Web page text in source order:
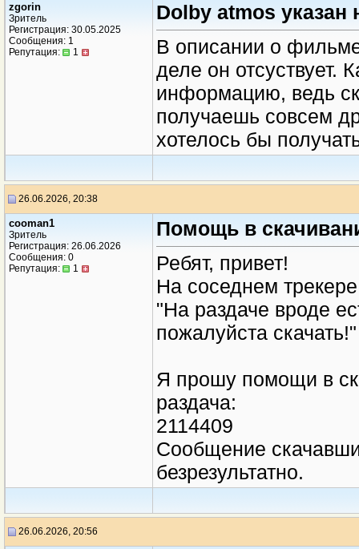
zgorin
Зритель
Регистрация: 30.05.2025
Сообщения: 1
Репутация:
1
Dolby atmos указан
В описании о
деле он отсуствует.
информацию, ведь
получаешь совсем
хотелось бы
26.06.2026, 20:38
cooman1
Зритель
Регистрация: 26.06.2026
Сообщения: 0
Репутация:
1
Помощь в
Ребят, привет!
На соседнем
"На раздаче вроде
пожалуйста
Я прошу помощи в
раздача:
2114409
Сообщение
безрезультатно.
26.06.2026, 20:56